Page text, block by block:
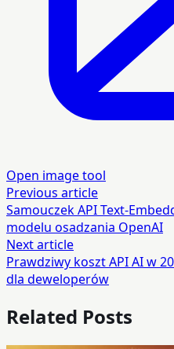
Open image tool
Previous article
Samouczek API Text-
modelu osadzania OpenAI
Next article
Prawdziwy koszt API AI w
dla deweloperów
Related Posts